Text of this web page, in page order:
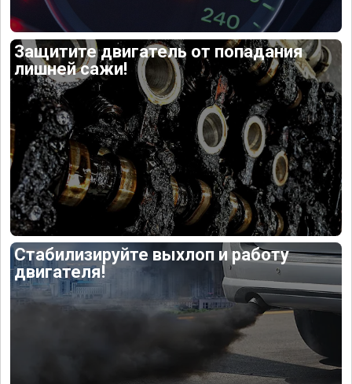
Защитите двигатель от попадания
лишней сажи!
Стабилизируйте выхлоп и работу
двигателя!